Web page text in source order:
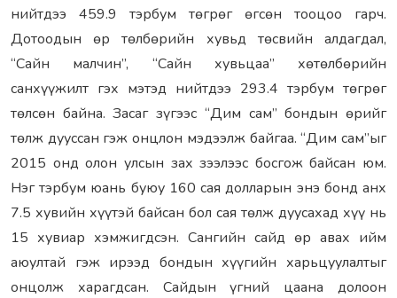
нийтдээ 459.9 тэрбум төгрөг өгсөн тооцоо гарч.
Дотоодын өр төлбөрийн хувьд төсвийн алдагдал,
“Сайн малчин”, “Сайн хувьцаа” хөтөлбөрийн
санхүүжилт гэх мэтэд нийтдээ 293.4 тэрбум төгрөг
төлсөн байна. Засаг зүгээс “Дим сам” бондын өрийг
төлж дууссан гэж онцлон мэдээлж байгаа. “Дим сам”ыг
2015 онд олон улсын зах зээлээс босгож байсан юм.
Нэг тэрбум юань буюу 160 сая долларын энэ бонд анх
7.5 хувийн хүүтэй байсан бол сая төлж дуусахад хүү нь
15 хувиар хэмжигдсэн. Сангийн сайд өр авах ийм
аюултай гэж ирээд бондын хүүгийн харьцуулалтыг
онцолж харагдсан. Сайдын үгний цаана долоон